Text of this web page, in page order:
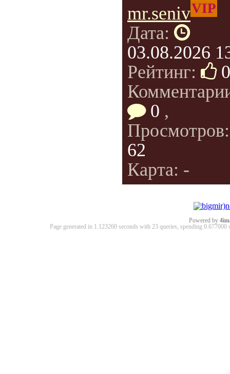
mr.senivVIP
Дата:
03.08.2026
Рейтинг:
0
0 ,
62
Карта: -
Powered by
Page generated in 1.123260 seconds with 23 queries, spending